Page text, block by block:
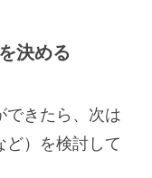
決める
できたら、次は
ど）を検討して